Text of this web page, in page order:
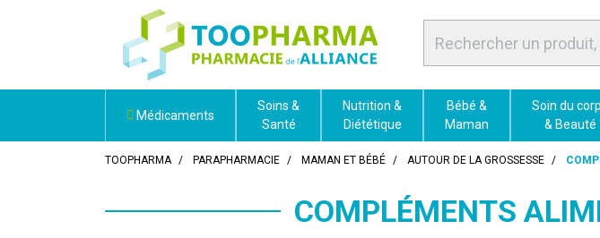
Médicaments
Soins &
Santé
Nutrition &
Diététique
Bébé &
Maman
Soin du
& Beauté
TOOPHARMA PARAPHARMACIE MAMAN ET BÉBÉ AUTOUR DE LA GROSSESSE
COMPLÉMENTS